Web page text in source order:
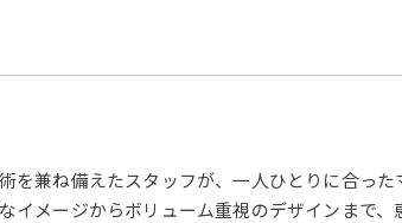
を兼ね備えたスタッフが、一人ひとりに合っ
イメージからボリューム重視のデザインまで、